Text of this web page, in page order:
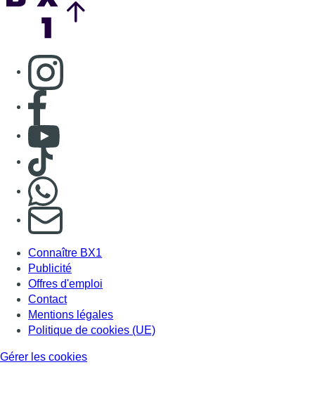
Consulter page Instagram
Consulter page Facebook
Consulter Youtube
Consulter TikTok
S'abonner à notre newsletter
Connaître BX1
Publicité
Offres d'emploi
Contact
Mentions légales
Politique de cookies (UE)
Gérer les cookies